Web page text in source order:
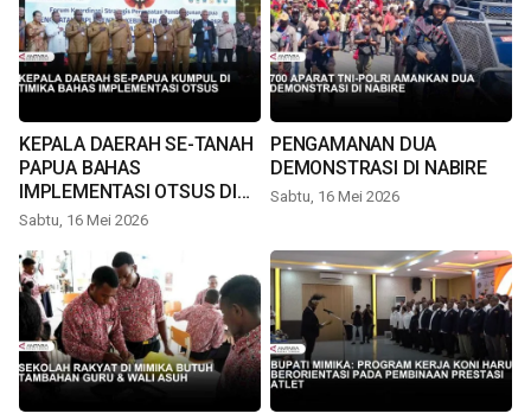
KEPALA DAERAH SE-TANAH
PAPUA BAHAS
IMPLEMENTASI OTSUS DI
TIMIKA
Sabtu, 16 Mei 2026
PENGAMANAN DUA
DEMONSTRASI DI NABIRE
Sabtu, 16 Mei 2026